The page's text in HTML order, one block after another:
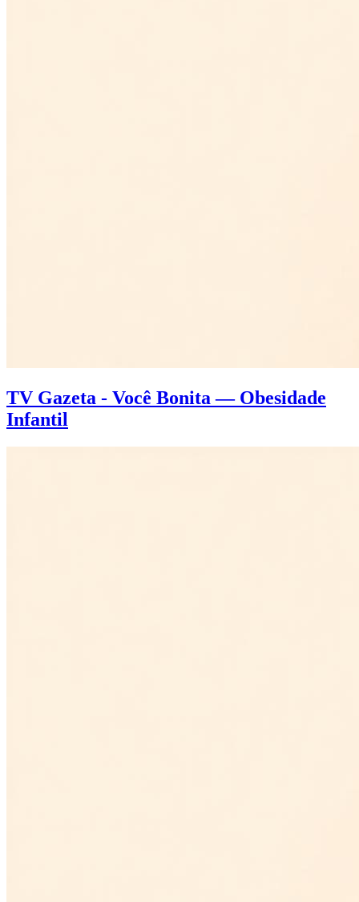
TV Gazeta - Você Bonita — Obesidade
Infantil